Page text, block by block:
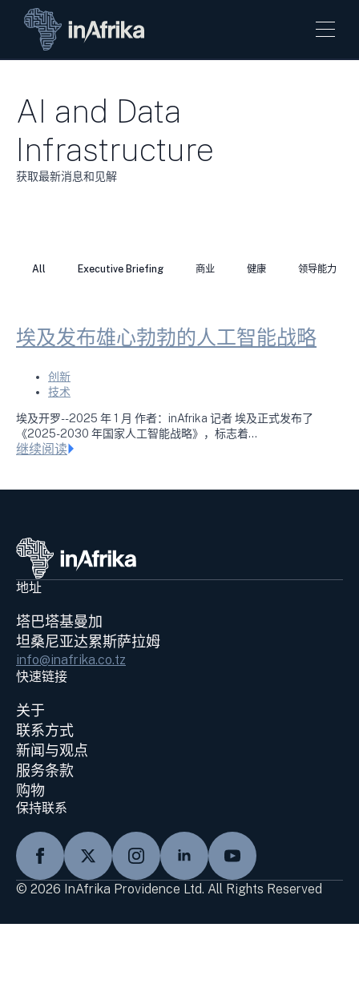
AI and Data
Infrastructure
获取最新消息和见解
All Executive Briefing 商业 健康 领导能力
埃及发布雄心勃勃的人工智能战略
创新
技术
埃及开罗--2025 年 1 月 作者：inAfrika 记者 埃及正式发布了
《2025-2030 年国家人工智能战略》，标志着...
继续阅读
地址
塔巴塔基曼加
坦桑尼亚达累斯萨拉姆
info@inafrika.co.tz
快速链接
关于
联系方式
新闻与观点
服务条款
购物
保持联系
© 2026 InAfrika Providence Ltd. All Rights Reserved